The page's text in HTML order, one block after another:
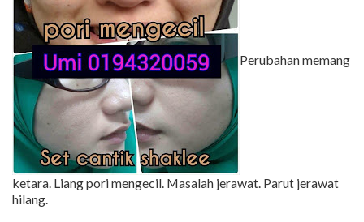
Perubahan memang
ketara. Liang pori mengecil. Masalah jerawat. Parut jerawat
hilang.